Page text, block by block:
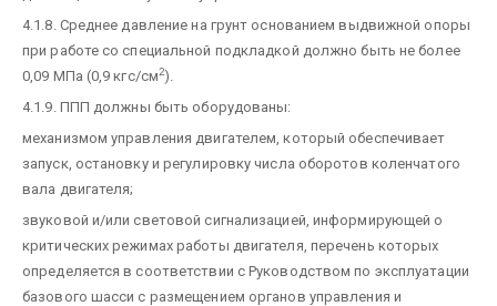
4.1.8. Среднее давление на грунт основанием выдвижной опоры
при работе со специальной подкладкой должно быть не более
0,09 МПа (0,9 кгс/см2).
4.1.9. ППП должны быть оборудованы:
механизмом управления двигателем, который обеспечивает
запуск, остановку и регулировку числа оборотов коленчатого
вала двигателя;
звуковой и/или световой сигнализацией, информирующей о
критических режимах работы двигателя, перечень которых
определяется в соответствии с Руководством по эксплуатации
базового шасси с размещением органов управления и